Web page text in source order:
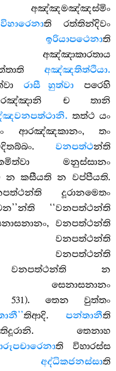
විහාරෙනාති රත්තින්දිවං
ඉරියාපථෙනාති
අඤ්ඤාකාරතාය
අඤ්ඤතිත්ථියා.
රාසී හුත්වාපරෙහි
ච තානි
තත්ථ යං
ආරඤ්ඤකානං, තං
වනපත්ථන්ති
මනුස්සානං
න කසීයති න වප්පීයති.
දූරානමෙතං
‘‘වනපත්ථන්ති
වනපත්ථන්ති
වනපත්ථන්ති
වනපත්ථන්ති
වනපත්ථන්ති න
සෙනාසනානං
531). තෙන වුත්තං
තිආදි. පන්තානීති
තෙනාහ
ති විහාරස්ස
අද්ධිකජනස්සාති